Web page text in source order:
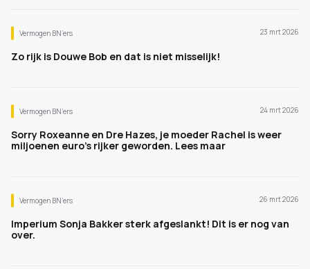
Vermogen BN’ers 23 mrt 2026
Zo rijk is Douwe Bob en dat is niet misselijk!
Vermogen BN’ers 24 mrt 2026
Sorry Roxeanne en Dre Hazes, je moeder Rachel is weer
miljoenen euro's rijker geworden. Lees maar
Vermogen BN’ers 26 mrt 2026
Imperium Sonja Bakker sterk afgeslankt! Dit is er nog van
over.